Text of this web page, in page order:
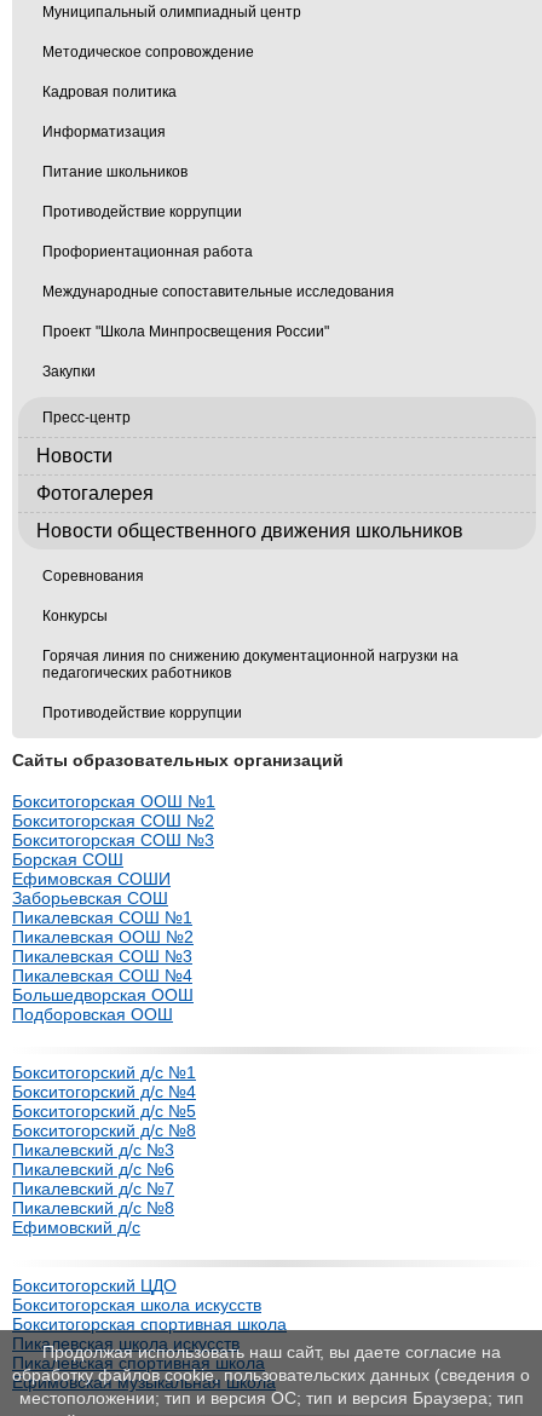
Муниципальный олимпиадный центр
Методическое сопровождение
Кадровая политика
Информатизация
Питание школьников
Противодействие коррупции
Профориентационная работа
Международные сопоставительные исследования
Проект "Школа Минпросвещения России"
Закупки
Пресс-центр
Новости
Фотогалерея
Новости общественного движения школьников
Соревнования
Конкурсы
Горячая линия по снижению документационной нагрузки на
педагогических работников
Противодействие коррупции
Сайты образовательных организаций
Бокситогорская ООШ №1
Бокситогорская СОШ №2
Бокситогорская СОШ №3
Борская СОШ
Ефимовская СОШИ
Заборьевская СОШ
Пикалевская СОШ №1
Пикалевская ООШ №2
Пикалевская СОШ №3
Пикалевская СОШ №4
Большедворская ООШ
Подборовская ООШ
Бокситогорский д/с №1
Бокситогорский д/с №4
Бокситогорский д/с №5
Бокситогорский д/с №8
Пикалевский д/с №3
Пикалевский д/с №6
Пикалевский д/с №7
Пикалевский д/с №8
Ефимовский д/с
Бокситогорский ЦДО
Бокситогорская школа искусств
Бокситогорская спортивная школа
Пикалевская школа искусств
Пикалевская спортивная школа
Ефимовская музыкальная школа
Продолжая использовать наш сайт, вы даете согласие на
обработку файлов cookie, пользовательских данных (сведения о
местоположении; тип и версия ОС; тип и версия Браузера; тип